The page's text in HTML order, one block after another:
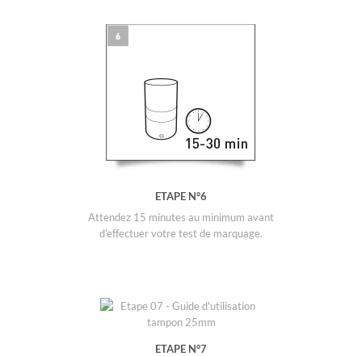
ETAPE N°6
Attendez 15 minutes au minimum avant
d’effectuer votre test de marquage.
ETAPE N°7